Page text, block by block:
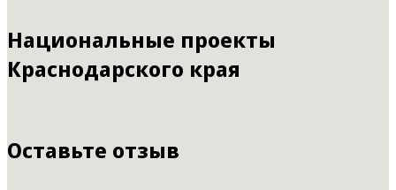
Национальные проекты
Краснодарского края
Оставьте отзыв